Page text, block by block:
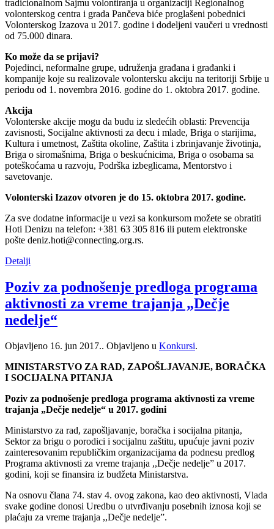
tradicionalnom Sajmu volontiranja u organizaciji Regionalnog
volonterskog centra i grada Pančeva biće proglašeni pobednici
Volonterskog Izazova u 2017. godine i dodeljeni vaučeri u vrednosti
od 75.000 dinara.
Ko može da se prijavi?
Pojedinci, neformalne grupe, udruženja građana i građanki i
kompanije koje su realizovale volontersku akciju na teritoriji Srbije u
periodu od 1. novembra 2016. godine do 1. oktobra 2017. godine.
Akcija
Volonterske akcije mogu da budu iz sledećih oblasti: Prevencija
zavisnosti, Socijalne aktivnosti za decu i mlade, Briga o starijima,
Kultura i umetnost, Zaštita okoline, Zaštita i zbrinjavanje životinja,
Briga o siromašnima, Briga o beskućnicima, Briga o osobama sa
poteškoćama u razvoju, Podrška izbeglicama, Mentorstvo i
savetovanje.
Volonterski Izazov otvoren je do 15. oktobra 2017. godine.
Za sve dodatne informacije u vezi sa konkursom možete se obratiti
Hoti Denizu na telefon: +381 63 305 816 ili putem elektronske
pošte deniz.hoti@connecting.org.rs.
Detalji
Poziv za podnošenje predloga programa
aktivnosti za vreme trajanja „Dečje
nedelje“
Objavljeno 16. jun 2017.. Objavljeno u Konkursi.
MINISTARSTVO ZA RAD, ZAPOŠLJAVANJE, BORAČKA
I SOCIJALNA PITANJA
Poziv za podnošenje predloga programa aktivnosti za vreme
trajanja „Dečje nedelje“ u 2017. godini
Ministarstvo za rad, zapošljavanje, boračka i socijalna pitanja,
Sektor za brigu o porodici i socijalnu zaštitu, upućuje javni poziv
zainteresovanim republičkim organizacijama da podnesu predlog
Programa aktivnosti za vreme trajanja ,,Dečje nedelje” u 2017.
godini, koji se finansira iz budžeta Ministarstva.
Na osnovu člana 74. stav 4. ovog zakona, kao deo aktivnosti, Vlada
svake godine donosi Uredbu o utvrđivanju posebnih iznosa koji se
plaćaju za vreme trajanja ,,Dečje nedelje”.